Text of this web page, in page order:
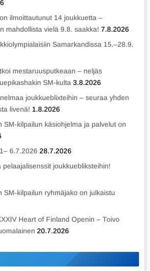
ilmoittautunut 14 joukkuetta –
mahdollista vielä 9.8. saakka! 7.8.2026
Samarkandissa 15.–28.9.
mestaruusputkeaan – neljäs
SM-kulta 3.8.2026
joukkueblixteihin – seuraa yhden
livenä! 1.8.2026
SM-kilpailun käsiohjelma ja palvelut on
6.7.2026 28.7.2026
pelaajalisenssit joukkuebliksteihin!
SM-kilpailun ryhmäjako on julkaistu
Heart of Finland Openin – Toivo
20.7.2026